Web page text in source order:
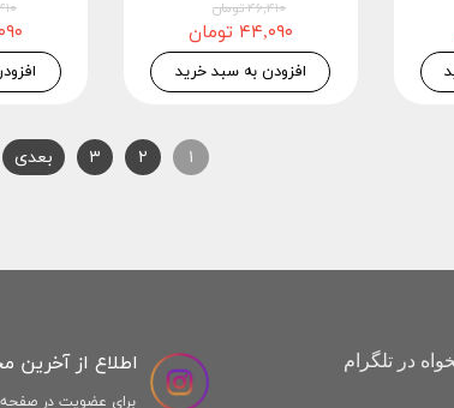
۴۶,۴۱۰ تومان
۴۴,۰۹۰ تومان
افزودن به سبد خرید
۱ ۲ ۳ بعدی
در تلگرام اطلاع از
برای عضویت در صفحه